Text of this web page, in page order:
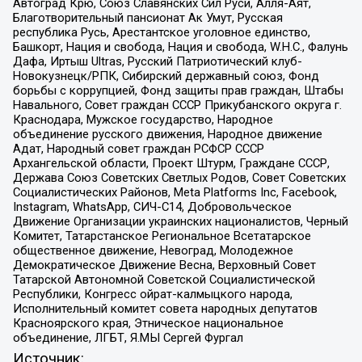
Автоград Крю, Союз Славянских Сил Руси, Алля-Аят,
Благотворительный пансионат Ак Умут, Русская
республика Русь, Арестантское уголовное единство,
Башкорт, Нация и свобода, Нация и свобода, W.H.С., Фалунь
Дафа, Иртыш Ultras, Русский Патриотический клуб-
Новокузнецк/РПК, Сибирский державный союз, Фонд
борьбы с коррупцией, Фонд защиты прав граждан, Штабы
Навального, Совет граждан СССР Прикубанского округа г.
Краснодара, Мужское государство, Народное
объединение русского движения, Народное движение
Адат, Народный совет граждан РСФСР СССР
Архангельской области, Проект Штурм, Граждане СССР,
Держава Союз Советских Светлых Родов, Совет Советских
Социалистических Районов, Meta Platforms Inc, Facebook,
Instagram, WhatsApp, СИЧ-С14, Добровольческое
Движение Организации украинских националистов, Черный
Комитет, Татарстанское Региональное Всетатарское
общественное движение, Невоград, Молодежное
Демократическое Движение Весна, Верховный Совет
Татарской Автономной Советской Социалистической
Республики, Конгресс ойрат-калмыцкого народа,
Исполнительный комитет совета народных депутатов
Красноярского края, Этническое национальное
объединение, ЛГБТ, Я.МЫ Сергей Фургал